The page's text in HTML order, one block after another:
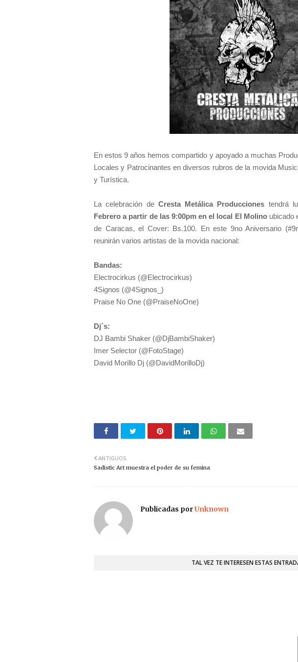
En estos 9 años hemos compartido y apoyado a muchas
Locales y Patrocinantes en diversos rubros de la movida
y Turística.
La celebración de Cresta Metálica Producciones tendrá
Febrero a partir de las 9:00pm en el local El Molinoubicado
de Caracas, el Cover: Bs.100. En este 9no Aniversario
reunirán varios artistas de la movida nacional:
Bandas:
Electrocirkus (@Electrocirkus)
4Signos (@4Signos_)
Praise No One (@PraiseNoOne)
Dj´s:
DJ Bambi Shaker (@DjBambiShaker)
Imer Selector (@FotoStage)
David Morillo Dj (@DavidMorilloDj)
ANTIGUOS
Sadistic Art muestra el poder de su femina
Publicadas porUnknown
TAL VEZ TE INTERESEN ESTAS